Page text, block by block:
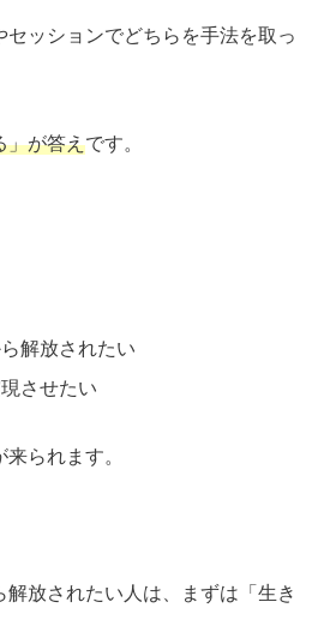
セッションでどちらを手法を取っ
」が答えです。
解放されたい
させたい
られます。
放されたい人は、まずは「生き